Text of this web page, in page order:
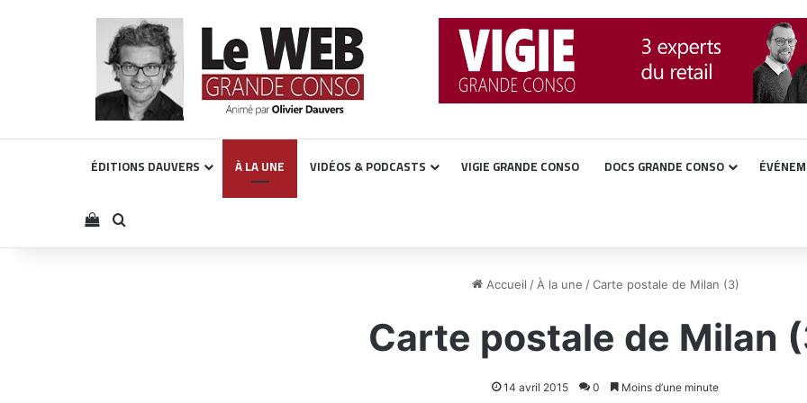
ÉDITIONS DAUVERS À LA UNE VIDÉOS & PODCASTS VIGIE GRANDE CONSO DOCS GRANDE CONSO
Voir votre panier
Rechercher
Accueil / À la une / Carte postale de Milan (3)
Carte postale de Milan
14 avril 2015 0 Moins d’une minute